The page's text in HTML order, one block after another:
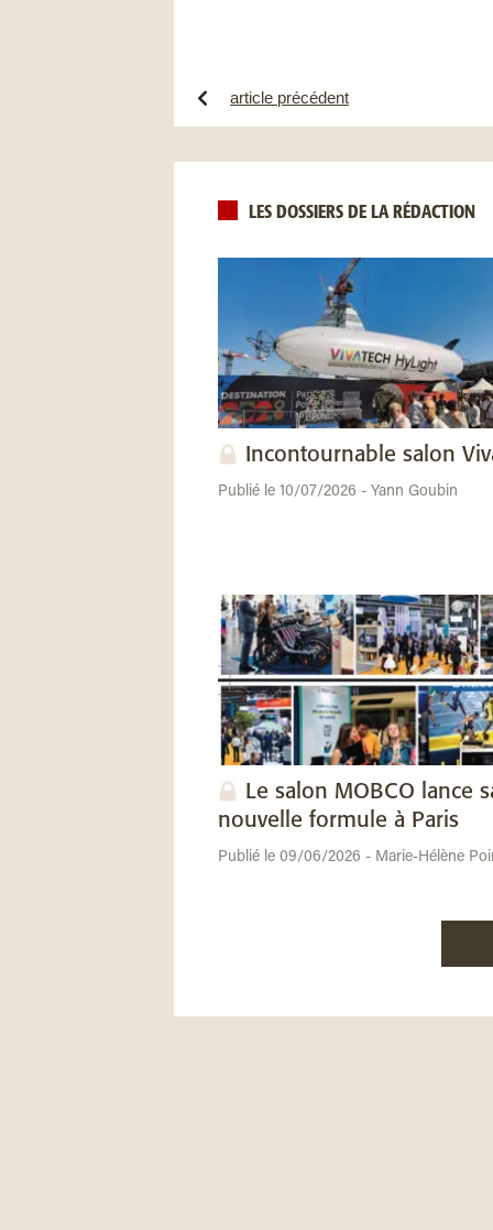
article précédent
LES DOSSIERS DE LA RÉDACTION
Incontournable salon
Publié le 10/07/2026 - Yann Goubin
Le salon MOBCO lance
nouvelle formule à Paris
Publié le 09/06/2026 - Marie-Hélène